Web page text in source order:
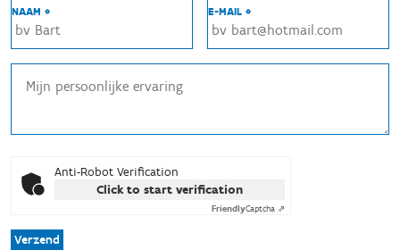
NAAM * E-MAIL *
Anti-Robot Verification
Click to start verification
FriendlyCaptcha ⇗
Verzend